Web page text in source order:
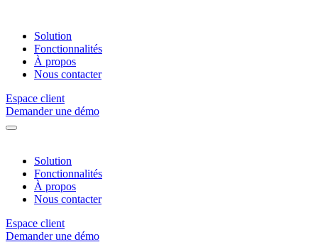
Solution
Fonctionnalités
À propos
Nous contacter
Espace client
Demander une démo
Solution
Fonctionnalités
À propos
Nous contacter
Espace client
Demander une démo